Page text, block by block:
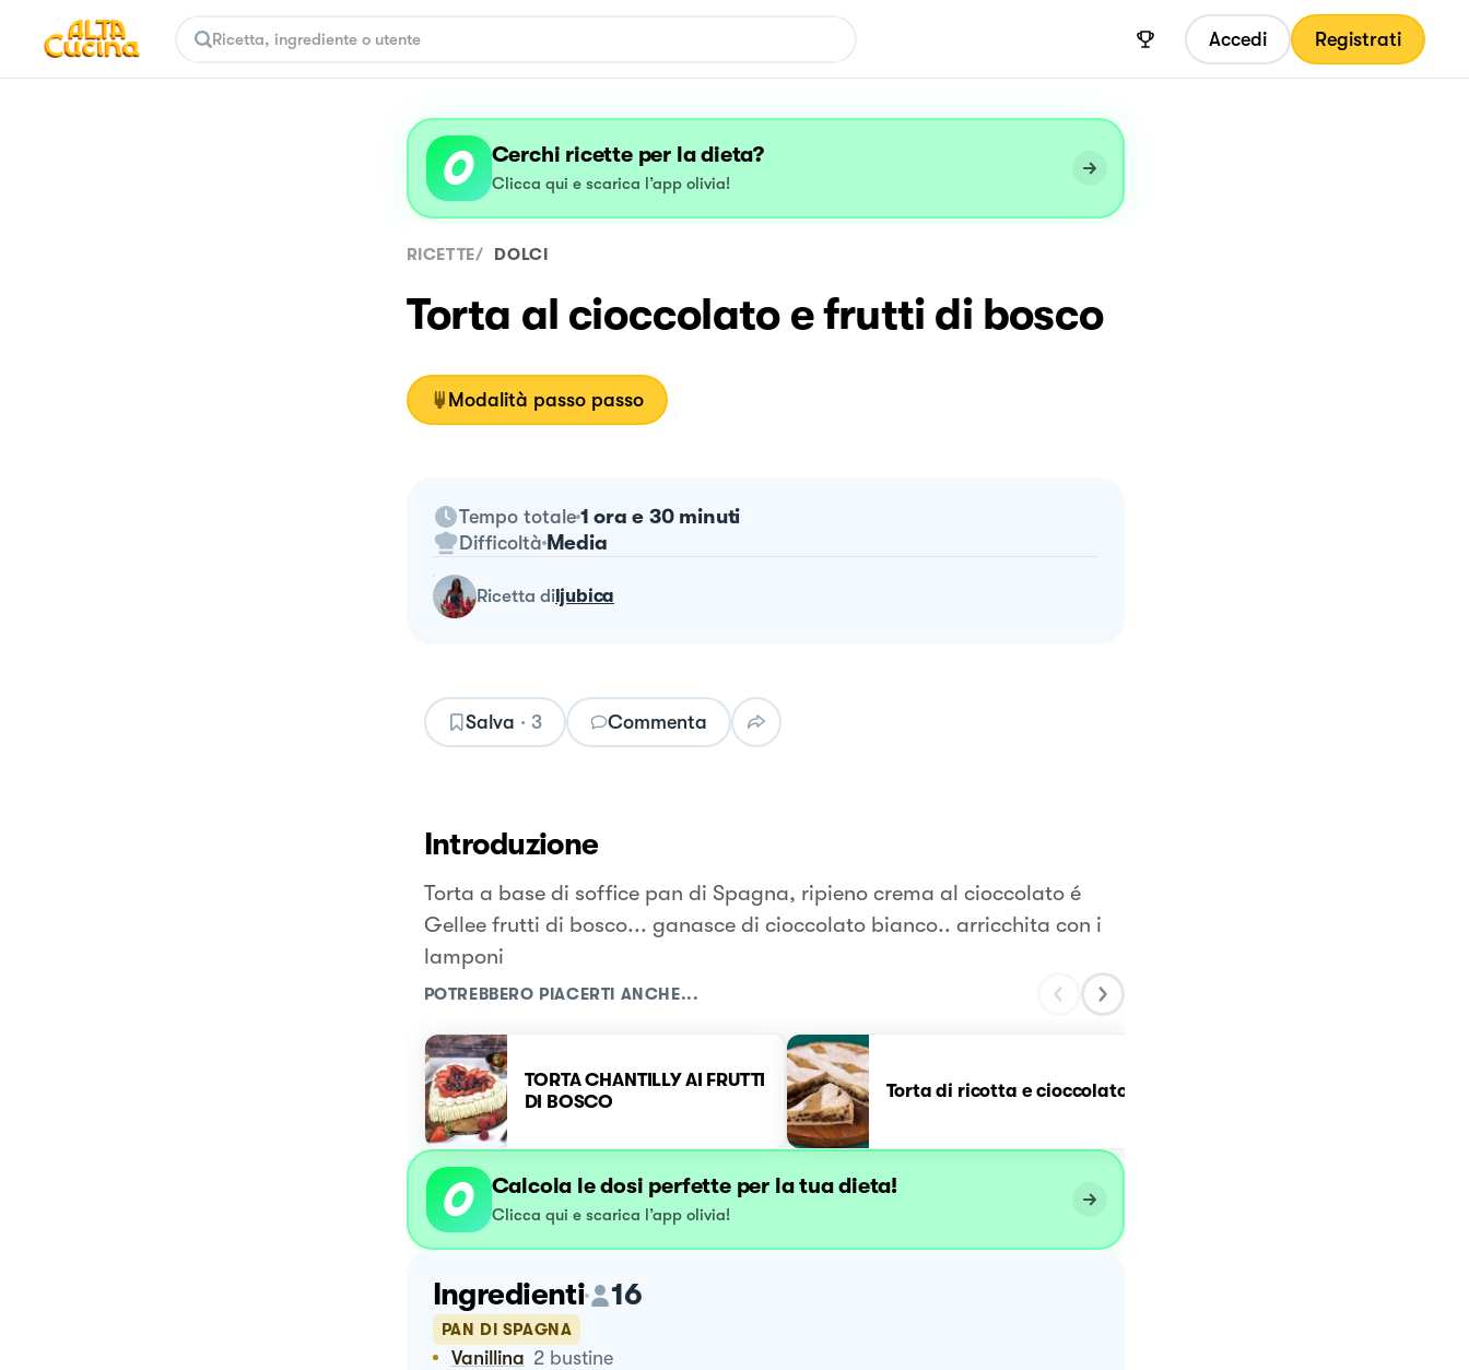
Accedi Registrati
Cerchi ricette per la dieta?
Clicca qui e scarica l’app olivia!
RICETTE/ DOLCI
Torta al cioccolato e frutti di bosco
Modalità passo passo
Tempo totale 1 ora e 30 minuti
Difficoltà Media
ricetta diljubica
Salva · 3 Commenta
Introduzione
Torta a base di soffice pan di Spagna, ripieno crema al cioccolato é
Gellee frutti di bosco... ganasce di cioccolato bianco.. arricchita con i
lamponi
POTREBBERO PIACERTI ANCHE...
TORTA CHANTILLY AI FRUTTI
DI BOSCO
Torta di ricotta e cioccolato
Calcola le dosi perfette per la tua dieta!
Clicca qui e scarica l’app olivia!
Ingredienti 16
PAN DI SPAGNA
Vanillina 2 bustine